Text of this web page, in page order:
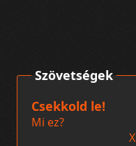
Szövetségek
Csekkold le!
Mi ez?
X